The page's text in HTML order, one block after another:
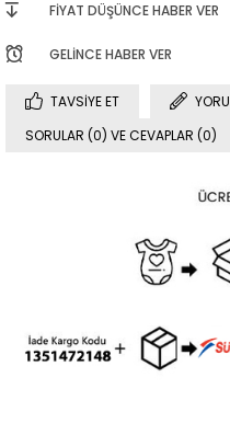
FIYAT DÜŞÜNCE HABER VER
GELINCE HABER VER
TAVSIYE ET
SORULAR (0) VE CEVAPLAR (0)